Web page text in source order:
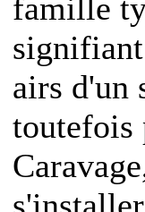
famille
airs d'un
toutefois